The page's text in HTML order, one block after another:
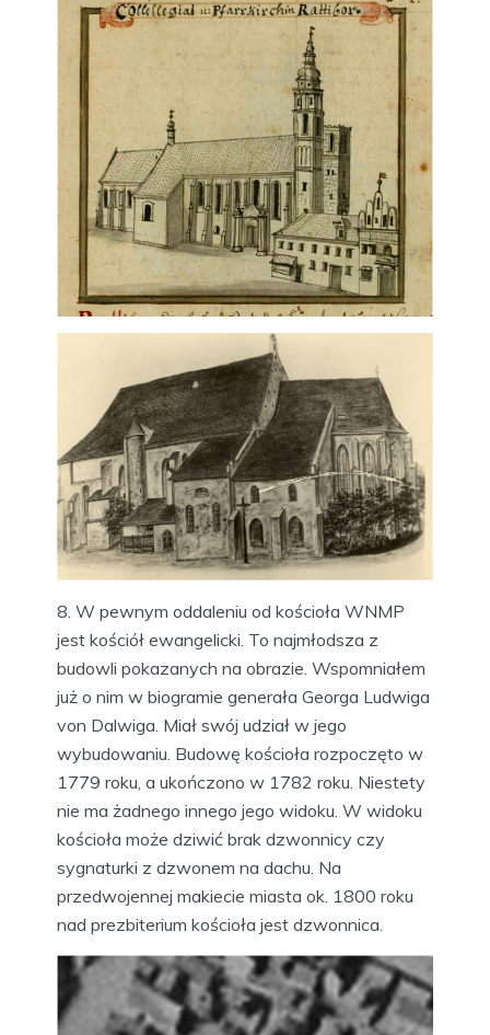
8. W pewnym oddaleniu od kościoła WNMP
jest kościół ewangelicki. To najmłodsza z
budowli pokazanych na obrazie. Wspomniałem
już o nim w biogramie generała Georga Ludwiga
von Dalwiga. Miał swój udział w jego
wybudowaniu. Budowę kościoła rozpoczęto w
1779 roku, a ukończono w 1782 roku. Niestety
nie ma żadnego innego jego widoku. W widoku
kościoła może dziwić brak dzwonnicy czy
sygnaturki z dzwonem na dachu. Na
przedwojennej makiecie miasta ok. 1800 roku
nad prezbiterium kościoła jest dzwonnica.